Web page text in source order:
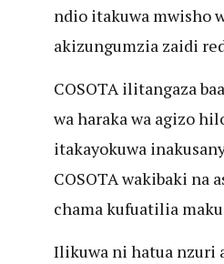
ndio itakuwa mwisho
akizungumzia zaidi
COSOTA ilitangaza
wa haraka wa agizo
itakayokuwa
COSOTA wakibaki na
chama kufuatilia
Ilikuwa ni hatua nzuri